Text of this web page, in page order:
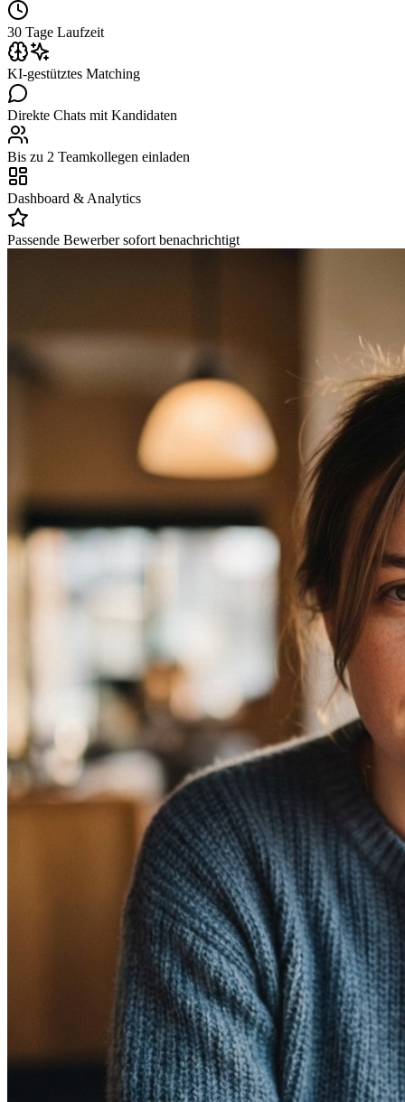
30 Tage Laufzeit
KI-gestütztes Matching
Direkte Chats mit Kandidaten
Bis zu 2 Teamkollegen einladen
Dashboard & Analytics
Passende Bewerber sofort benachrichtigt